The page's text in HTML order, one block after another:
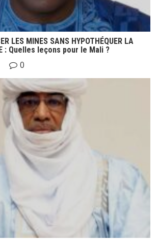
LES MINES SANS HYPOTHÉQUER LA
: Quelles leçons pour le Mali ?
0